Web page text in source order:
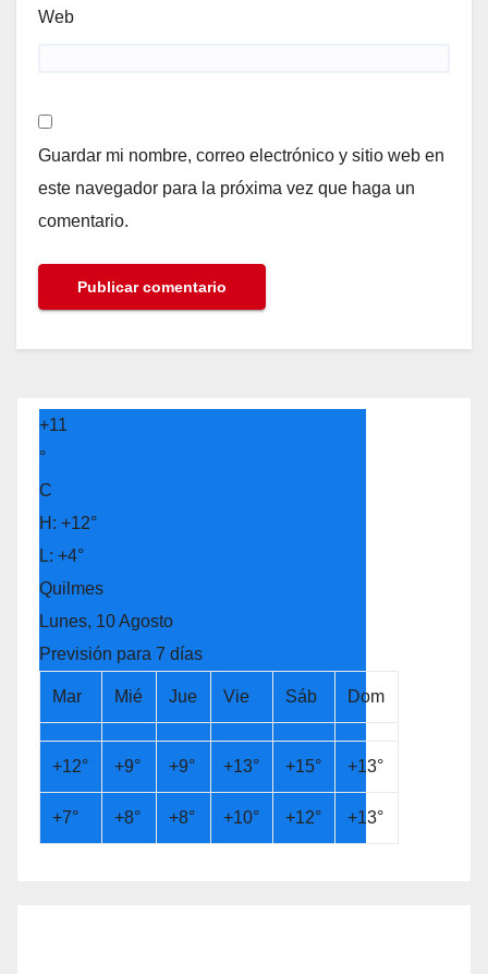
Web
Guardar mi nombre, correo electrónico y sitio web en
este navegador para la próxima vez que haga un
comentario.
+11
°
C
H: +12°
L: +4°
Quilmes
Lunes, 10 Agosto
Previsión para 7 días
Mar Mié Jue Vie Sáb Dom
+12° +9° +9° +13° +15° +13°
+7° +8° +8° +10° +12° +13°